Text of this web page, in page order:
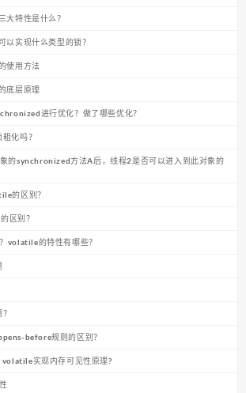
特性是什么？
实现什么类型的锁？
使用方法
底层原理
进行优化？做了哪些优化？
化吗？
的synchronized方法A后，线程2是否可以进入到此对象的
的区别？
区别？
volatile的特性有哪些？
before规则的区别？
实现内存可见性原理?